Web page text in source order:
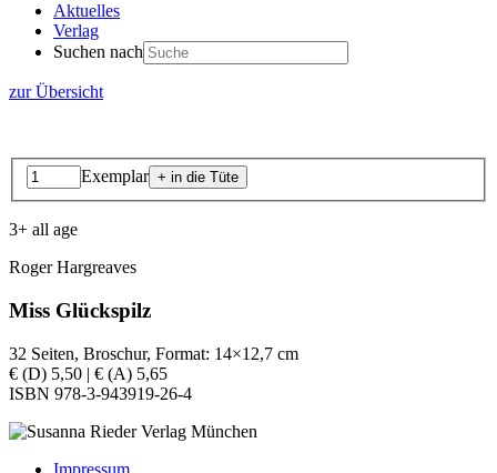
Aktuelles
Verlag
Suchen nach
zur Übersicht
Exemplar
3+ all age
Roger Hargreaves
Miss Glückspilz
32 Seiten, Broschur, Format: 14×12,7 cm
€ (D) 5,50 | € (A) 5,65
ISBN 978-3-943919-26-4
Impressum